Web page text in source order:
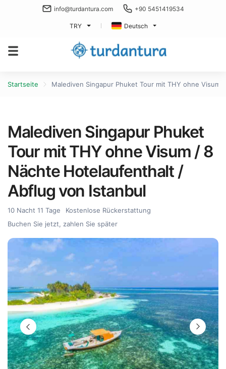
info@turdantura.com +90 5451419534
TRY Deutsch
Startseite Malediven Singapur Phuket Tour mit THY ohne
Malediven Singapur Phuket
Tour mit THY ohne Visum / 8
Nächte Hotelaufenthalt /
Abflug von Istanbul
10 Nacht 11 Tage
Kostenlose Rückerstattung
Buchen Sie jetzt, zahlen Sie später